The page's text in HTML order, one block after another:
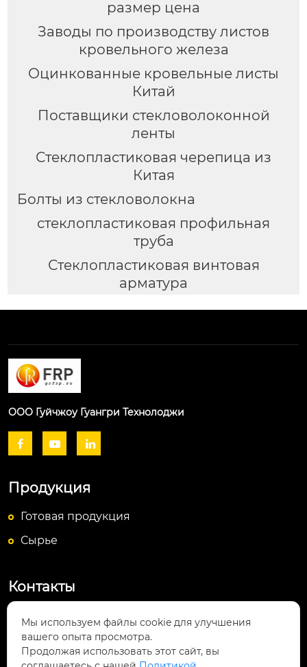
размер цена
Заводы по производству листов
кровельного железа
Оцинкованные кровельные листы
Китай
Поставщики стекловолоконной
ленты
Стеклопластиковая черепица из
Китая
Болты из стекловолокна
стеклопластиковая профильная
труба
Стеклопластиковая винтовая
арматура
ООО Гуйчжоу Гуангри Технолоджи
  
Продукция
Готовая продукция
Сырье
Контакты

Посёлок Байюньшань, уезд Чаншунь,
провинция Гуйчжоу
info@lightsunfrp.com
Мы используем файлы cookie для улучшения
вашего опыта просмотра.
Продолжая использовать этот сайт, вы